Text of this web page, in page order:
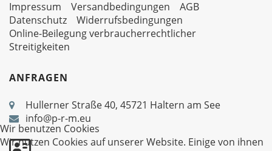
Impressum Versandbedingungen
AGB
Datenschutz
Widerrufsbedingungen
Online-Beilegung verbraucherrechtlicher
Streitigkeiten
ANFRAGEN
Hullerner Straße 40, 45721 Haltern am See
info@p-r-m.eu
Wir benutzen Cookies
Wir nutzen Cookies auf unserer Website. Einige von ihnen